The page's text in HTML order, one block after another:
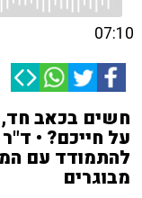
07:10
חשים בכאב חד,
על חייכם? •
להתמודד עם
מבוגרים